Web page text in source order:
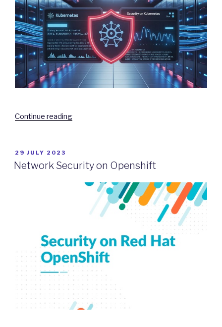
Continue reading“Security
POSTED
ON
29 JULY 2023
Network Security on Openshift